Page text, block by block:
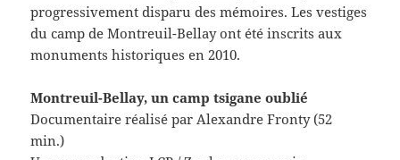
progressivement disparu des mémoires. Les vestiges
du camp de Montreuil-Bellay ont été inscrits aux
monuments historiques en 2010.
Montreuil-Bellay, un camp tsigane oublié
Documentaire réalisé par Alexandre Fronty (52
min.)